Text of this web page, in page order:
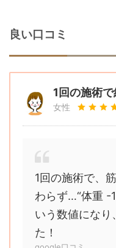
良い口コミ
1回の施術
女性
1回の施術で、
わらず…“体重 -
いう数値になり
た！